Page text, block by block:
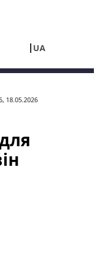
UA
18.05.2026